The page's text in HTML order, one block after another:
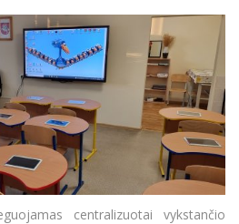
centralizuotai vykstančio